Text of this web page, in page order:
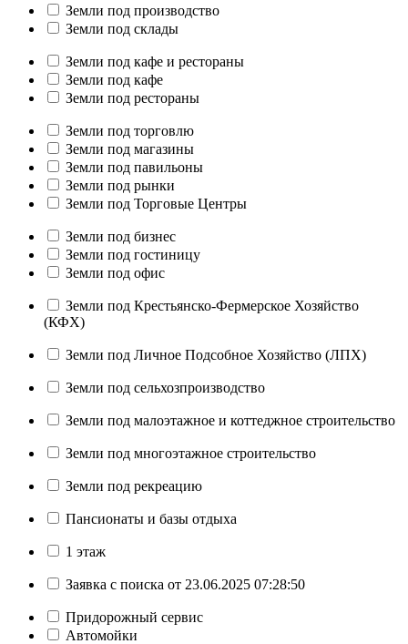
Земли под производство
Земли под склады
Земли под кафе и рестораны
Земли под кафе
Земли под рестораны
Земли под торговлю
Земли под магазины
Земли под павильоны
Земли под рынки
Земли под Торговые Центры
Земли под бизнес
Земли под гостиницу
Земли под офис
Земли под Крестьянско-Фермерское Хозяйство
(КФХ)
Земли под Личное Подсобное Хозяйство (ЛПХ)
Земли под сельхозпроизводство
Земли под малоэтажное и коттеджное строительство
Земли под многоэтажное строительство
Земли под рекреацию
Пансионаты и базы отдыха
1 этаж
Заявка с поиска от 23.06.2025 07:28:50
Придорожный сервис
Автомойки